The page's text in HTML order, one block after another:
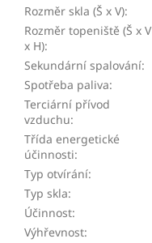
Rozměr skla (Š x V):
Rozměr topeniště (Š x V
x H):
Sekundární spalování:
Spotřeba paliva:
Terciární přívod
vzduchu:
Třída energetické
účinnosti:
Typ otvírání:
Typ skla:
Účinnost:
Výhřevnost: